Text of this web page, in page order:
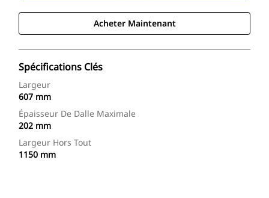
Acheter Maintenant
Spécifications Clés
Largeur
607 mm
Épaisseur De Dalle Maximale
202 mm
Largeur Hors Tout
1150 mm